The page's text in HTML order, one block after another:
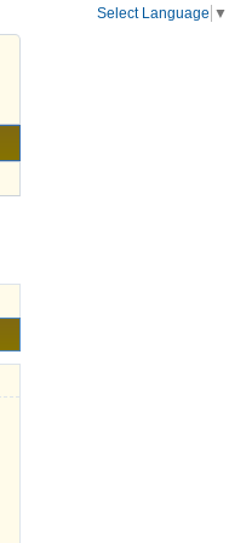
Select Language ▼